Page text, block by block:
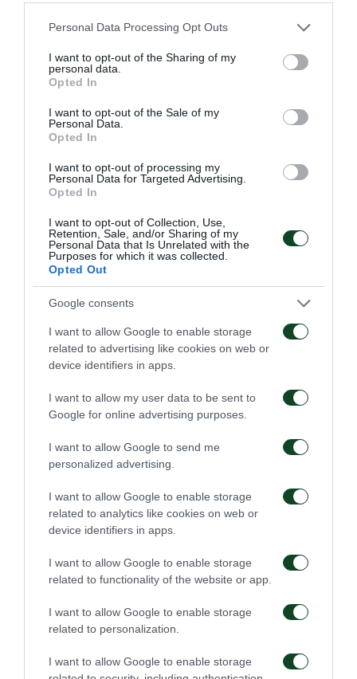
Please note that this website/app uses one or more Google
not limited to your visit or usage behaviour. You may click to
grant or deny consent to Google and its third-party tags to
use your data for below specified purposes in below Google
consent section.
Personal Data Processing Opt Outs
I want to opt-out of the Sharing of my
personal data.
Opted In
I want to opt-out of the Sale of my
Personal Data.
Opted In
I want to opt-out of processing my
Personal Data for Targeted Advertising.
Opted In
I want to opt-out of Collection, Use,
Retention, Sale, and/or Sharing of my
Personal Data that Is Unrelated with the
Purposes for which it was collected.
Opted Out
Google consents
I want to allow Google to enable storage
related to advertising like cookies on web or
device identifiers in apps.
I want to allow my user data to be sent to
Google for online advertising purposes.
I want to allow Google to send me
personalized advertising.
I want to allow Google to enable storage
related to analytics like cookies on web or
device identifiers in apps.
I want to allow Google to enable storage
related to functionality of the website or app.
I want to allow Google to enable storage
related to personalization.
I want to allow Google to enable storage
τρεις στην άμυνα.
Αντιθέτως, στο 72’ μετά από λάθος του Κότσαρη η
γκολκίπερ του Παναθηναϊκού απέκρουσε ασταθώς
και στην εξέλιξη της φάσης ο Συρεγγέλας πήρε το…
ριμπάουντ και έσπρωξε την μπάλα στα δίχτυα,
κάνοντας το 0-2!
Παράλληλα, δέκα λεπτά πριν τη λήξη της
αναμέτρησης, ο Ιγκόρ πήρε τη μπάλα από τα δεξιά,
μπήκε στην περιοχή και με συρτό σουτ διαμόρφωσε
το τελικό αποτέλεσμα.
ΣΚΟΡΕΡ: 40’ Ντε Μπλάσις, 72’ Συρεγγέλας, 80’
ΠΑΝΑΘΗΝΑΪΚΟΣ: Κότσαρης, Βαλμάς (69’
Μαυρομμάτης, Μίγγος, Πίσπας (69’ Παπανικολάου),
ΑΣΤΕΡΑΣ ΤΡΙΠΟΛΗΣ: Καπετάνος, Τσέκος,
Παπαγγελής (57’ Βουτσελάς), Ζήσης, Μάνος,
Χάδιαρης, Ιγκόρ, Νάτσης (69’ Μαργαρίτης),
Συρεγγέλας, Τσιώλης (82’ Κονιδάς), Ντε Μπλάσις.